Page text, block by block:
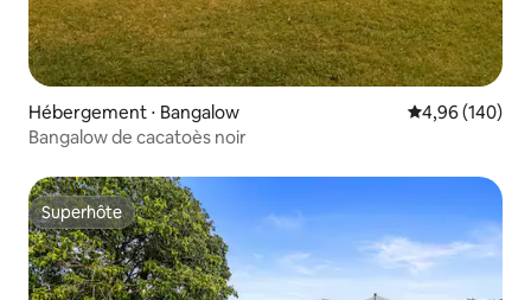
Hébergement ⋅ Bangalow Évaluation
4,96 (140)
Bangalow de cacatoès noir
Superhôte
Superhôte